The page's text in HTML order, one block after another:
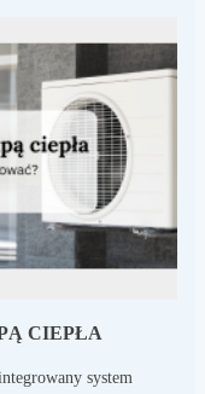
CIEPŁA
system